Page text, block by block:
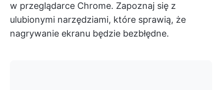
w przeglądarce Chrome. Zapoznaj się z
ulubionymi narzędziami, które sprawią, że
nagrywanie ekranu będzie bezbłędne.